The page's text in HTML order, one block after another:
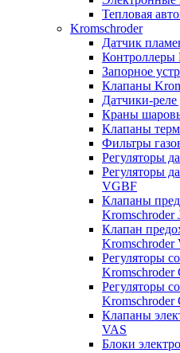
Тепловая
Kromschroder
Датчик
Контроллеры
Запорное
Клапаны
Датчики-
Краны
Клапаны
Фильтры
Регуляторы
Регуляторы
VGBF
Клапаны
Kromschroder
Клапан
Регуляторы
Kromschroder
Регуляторы
Kromschroder
Клапаны
VAS
Блоки